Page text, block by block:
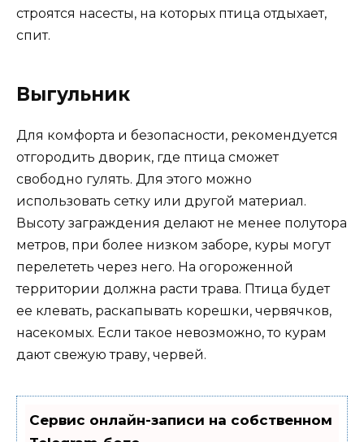
строятся насесты, на которых птица отдыхает,
спит.
Выгульник
Для комфорта и безопасности, рекомендуется
отгородить дворик, где птица сможет
свободно гулять. Для этого можно
использовать сетку или другой материал.
Высоту заграждения делают не менее полутора
метров, при более низком заборе, куры могут
перелететь через него. На огороженной
территории должна расти трава. Птица будет
ее клевать, раскапывать корешки, червячков,
насекомых. Если такое невозможно, то курам
дают свежую траву, червей.
Сервис онлайн-записи на собственном